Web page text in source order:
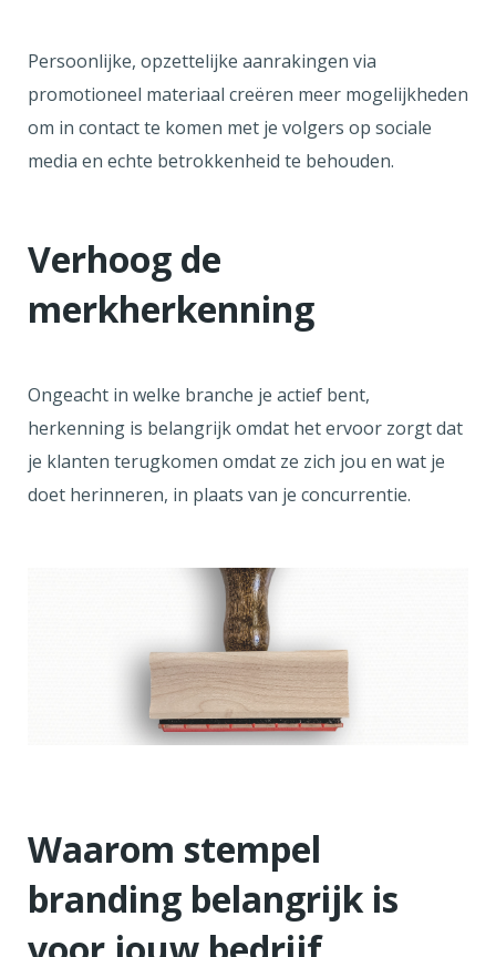
Persoonlijke, opzettelijke aanrakingen via
promotioneel materiaal creëren meer mogelijkheden
om in contact te komen met je volgers op sociale
media en echte betrokkenheid te behouden.
Verhoog de
merkherkenning
Ongeacht in welke branche je actief bent,
herkenning is belangrijk omdat het ervoor zorgt dat
je klanten terugkomen omdat ze zich jou en wat je
doet herinneren, in plaats van je concurrentie.
Waarom stempel
branding belangrijk is